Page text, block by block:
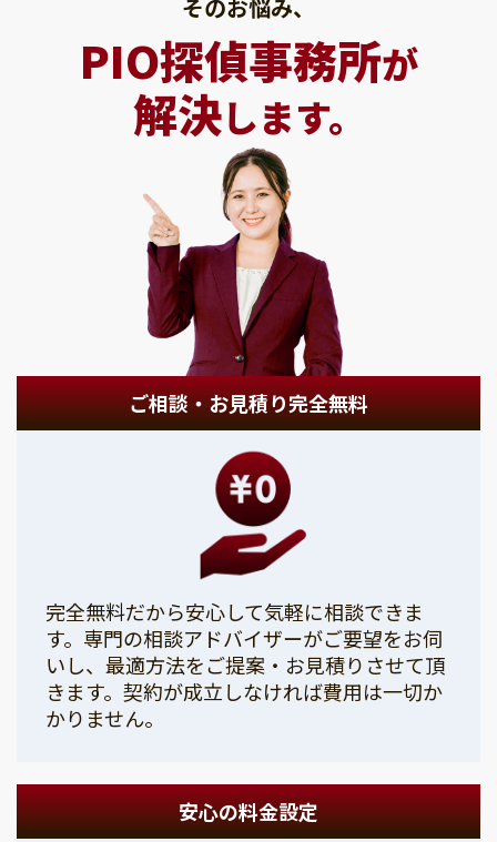
そのお悩み、
PIO探偵事務所が
解決します。
ご相談・お見積り完全無料
完全無料だから安心して気軽に相談できま
す。専門の相談アドバイザーがご要望をお伺
いし、最適方法をご提案・お見積りさせて頂
きます。契約が成立しなければ費用は一切か
かりません。
安心の料金設定